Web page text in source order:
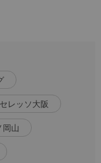
セレッソ大阪
岡山